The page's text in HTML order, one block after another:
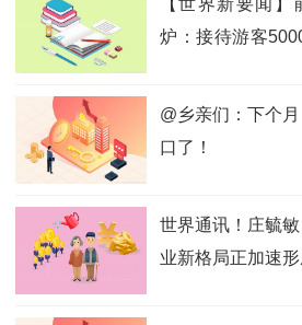
【世界新要闻
炉：接待游客
@乡亲们：下个
口了！
世界通讯！庄毓
业新格局正加速